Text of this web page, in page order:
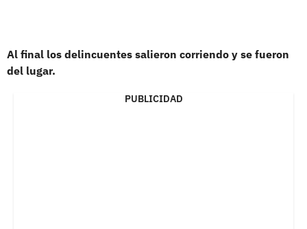
Al final los delincuentes salieron corriendo y se fueron
del lugar.
PUBLICIDAD